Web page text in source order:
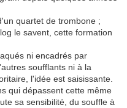
quartet de trombone ;
le savent, cette formation
ni encadrés par
soufflants ni à la
l'idée est saisissante.
qui dépassent cette même
sa sensibilité, du souffle à